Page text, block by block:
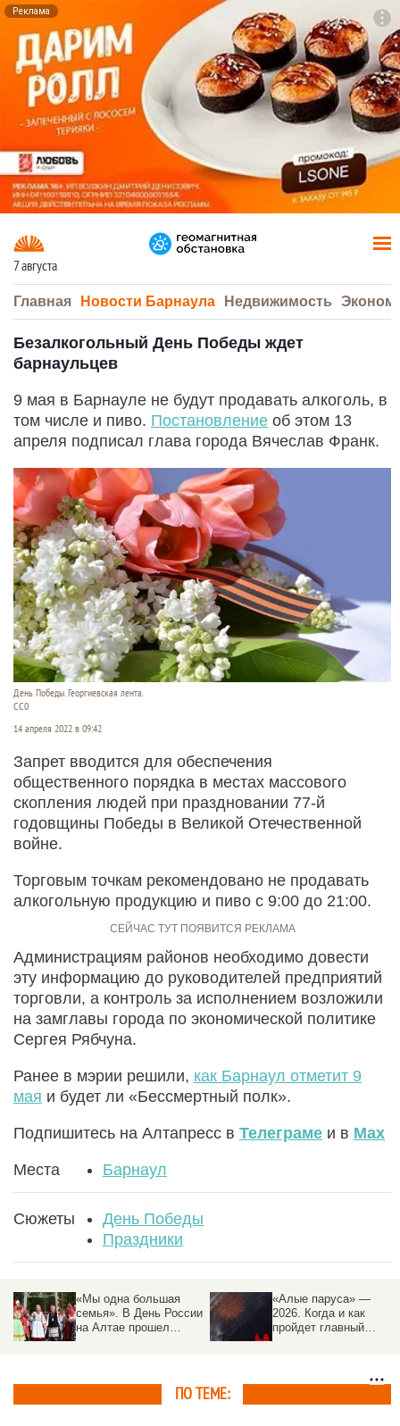
Реклама
7 августа
Главная Новости Барнаула Недвижимость
Безалкогольный День Победы ждет
барнаульцев
9 мая в Барнауле не будут продавать алкоголь, в
том числе и пиво. Постановление об этом 13
апреля подписал глава города Вячеслав Франк.
День Победы. Георгиевская лента.
CC0
14 апреля 2022 в 09:42
Запрет вводится для обеспечения
общественного порядка в местах массового
скопления людей при праздновании 77-й
годовщины Победы в Великой Отечественной
войне.
Торговым точкам рекомендовано не продавать
алкогольную продукцию и пиво с 9:00 до 21:00.
Администрациям районов необходимо довести
эту информацию до руководителей предприятий
торговли, а контроль за исполнением возложили
на замглавы города по экономической политике
Сергея Рябчуна.
Ранее в мэрии решили, как Барнаул отметит 9
мая и будет ли «Бессмертный полк».
Подпишитесь на Алтапресс в Телеграме и в Max
Места Барнаул
Сюжеты
День Победы
Праздники
«Мы одна большая
семья». В День России
на Алтае прошел
«Алые паруса» —
2026. Когда и как
пройдет главный
ПО ТЕМЕ: